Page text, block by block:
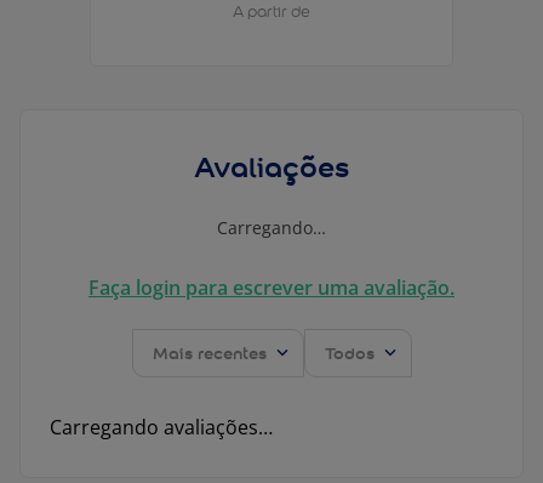
A partir de
Avaliações
Carregando…
Faça login para escrever uma avaliação.
Mais recentes Todos
Carregando avaliações…